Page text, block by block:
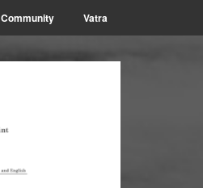
Community Vatra